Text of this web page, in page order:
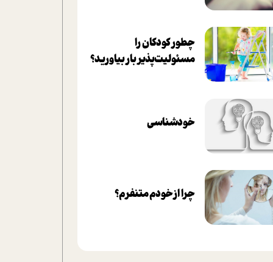
چطور کودکان را
مسئولیت‌پذیر بار بیاورید؟
خودشناسی
چرا از خودم متنفرم؟